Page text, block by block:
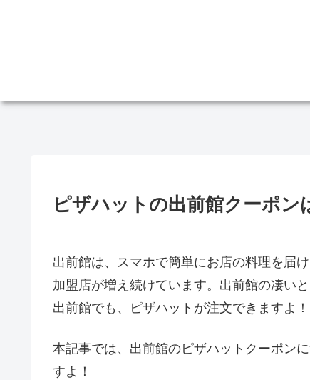
ピザハットの出前館クーポン
出前館は、スマホで簡単にお店の料理を届
加盟店が増え続けています。出前館の凄い
出前館でも、ピザハットが注文できますよ！
本記事では、出前館のピザハットクーポン
すよ！